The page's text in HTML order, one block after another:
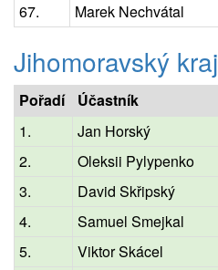
67.
Marek Nechvátal
Jihomoravský kraj
Pořadí Účastník
1.
Jan Horský
2.
Oleksii Pylypenko
3.
David Skřipský
4.
Samuel Smejkal
5.
Viktor Skácel